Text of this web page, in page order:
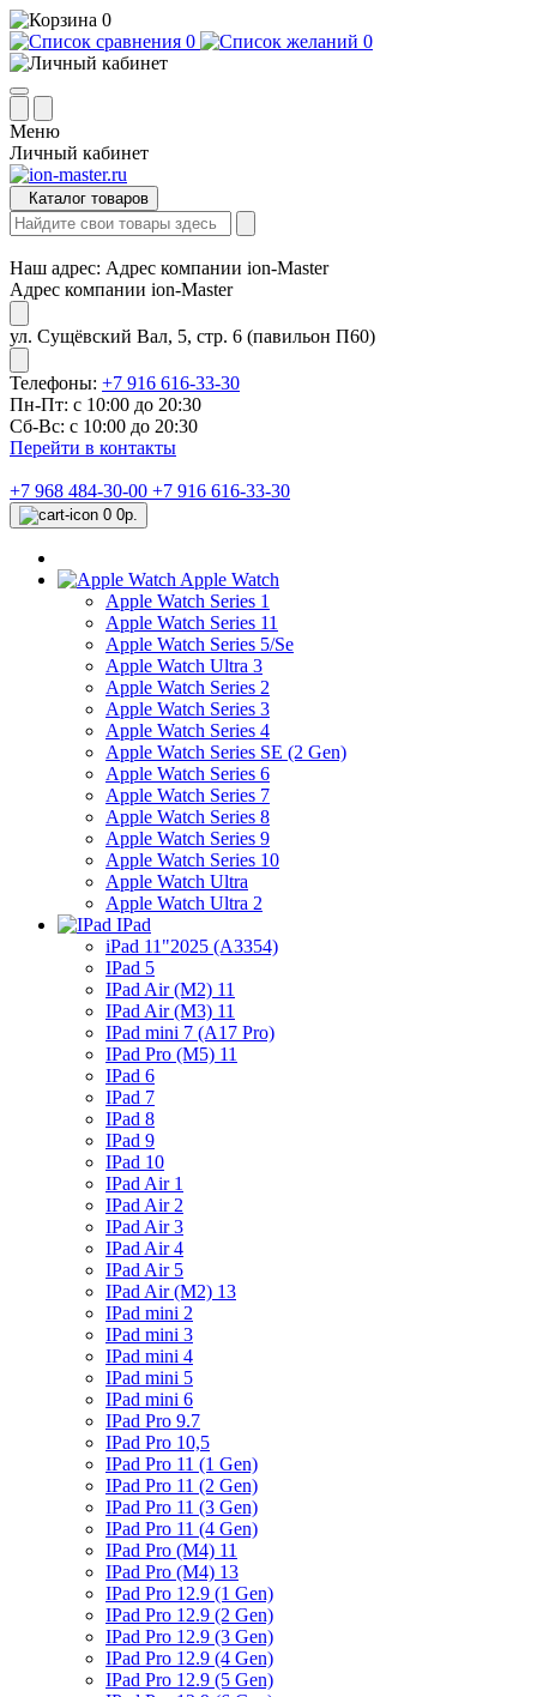
0
0
0
Меню
Личный кабинет
Каталог товаров
Наш адрес: Адрес компании ion-Master
Адрес компании ion-Master
ул. Сущёвский Вал, 5, стр. 6 (павильон П60)
Телефоны: +7 916 616-33-30
Пн-Пт: с 10:00 до 20:30
Сб-Вс: с 10:00 до 20:30
Перейти в контакты
+7 968 484-30-00 +7 916 616-33-30
0 0р.
Apple Watch
Apple Watch Series 1
Apple Watch Series 11
Apple Watch Series 5/Se
Apple Watch Ultra 3
Apple Watch Series 2
Apple Watch Series 3
Apple Watch Series 4
Apple Watch Series SE (2 Gen)
Apple Watch Series 6
Apple Watch Series 7
Apple Watch Series 8
Apple Watch Series 9
Apple Watch Series 10
Apple Watch Ultra
Apple Watch Ultra 2
IPad
iPad 11"2025 (A3354)
IPad 5
IPad Air (M2) 11
IPad Air (M3) 11
IPad mini 7 (A17 Pro)
IPad Pro (M5) 11
IPad 6
IPad 7
IPad 8
IPad 9
IPad 10
IPad Air 1
IPad Air 2
IPad Air 3
IPad Air 4
IPad Air 5
IPad Air (M2) 13
IPad mini 2
IPad mini 3
IPad mini 4
IPad mini 5
IPad mini 6
IPad Pro 9.7
IPad Pro 10,5
IPad Pro 11 (1 Gen)
IPad Pro 11 (2 Gen)
IPad Pro 11 (3 Gen)
IPad Pro 11 (4 Gen)
IPad Pro (M4) 11
IPad Pro (M4) 13
IPad Pro 12.9 (1 Gen)
IPad Pro 12.9 (2 Gen)
IPad Pro 12.9 (3 Gen)
IPad Pro 12.9 (4 Gen)
IPad Pro 12.9 (5 Gen)